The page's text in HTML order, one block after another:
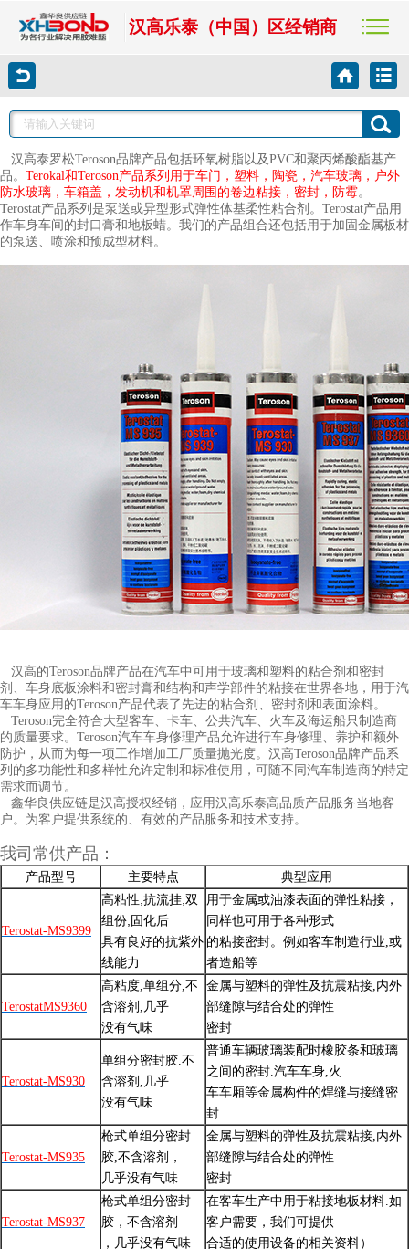
汉高乐泰（中国）区经销商
汉高泰罗松Teroson品牌产品包括环氧树脂以及PVC和聚丙烯酸酯基产
品。 Terokal和Teroson产品系列用于车门，塑料，陶瓷，汽车玻璃，户外
防水玻璃，车箱盖， 发动机和机罩周围的卷边粘接，密封，防霉。
Terostat产品系列是泵送或异型形式弹性体基柔性粘合剂。Terostat产品用
作车身车间的封口膏和地板蜡。我们的产品组合还包括用于加固金属板材
的泵送、喷涂和预成型材料。
汉高的Teroson品牌产品在汽车中可用于玻璃和塑料的粘合剂和密封
剂、车身底板涂料和密封膏和结构和声学部件的粘接在世界各地，用于汽
车车身应用的Teroson产品代表了先进的粘合剂、密封剂和表面涂料。
Teroson完全符合大型客车、卡车、公共汽车、火车及海运船只制造商
的质量要求。Teroson汽车车身修理产品允许进行车身修理、养护和额外
防护，从而为每一项工作增加工厂质量抛光度。汉高Teroson品牌产品系
列的多功能性和多样性允许定制和标准使用，可随不同汽车制造商的特定
需求而调节。
鑫华良供应链是汉高授权经销，应用汉高乐泰高品质产品服务当地客
户。为客户提供系统的、有效的产品服务和技术支持。
我司常供产品：
产品型号 主要特点 典型应用
Terostat-MS9399
高粘性,抗流挂,双
组份,固化后
具有良好的抗紫外
线能力
用于金属或油漆表面的弹性粘接，
同样也可用于各种形式
的粘接密封。例如客车制造行业,或
者造船等
TerostatMS9360
高粘度,单组分,不
含溶剂,几乎
没有气味
金属与塑料的弹性及抗震粘接,内外
部缝隙与结合处的弹性
密封
Terostat-MS930
单组分密封胶.不
含溶剂,几乎
没有气味
普通车辆玻璃装配时橡胶条和玻璃
之间的密封.汽车车身,火
车车厢等金属构件的焊缝与接缝密
封
Terostat-MS935
枪式单组分密封
胶,不含溶剂，
几乎没有气味
金属与塑料的弹性及抗震粘接,内外
部缝隙与结合处的弹性
密封
Terostat-MS937
枪式单组分密封
胶，不含溶剂
，几乎没有气味
在客车生产中用于粘接地板材料.如
客户需要，我们可提供
合适的使用设备的相关资料）